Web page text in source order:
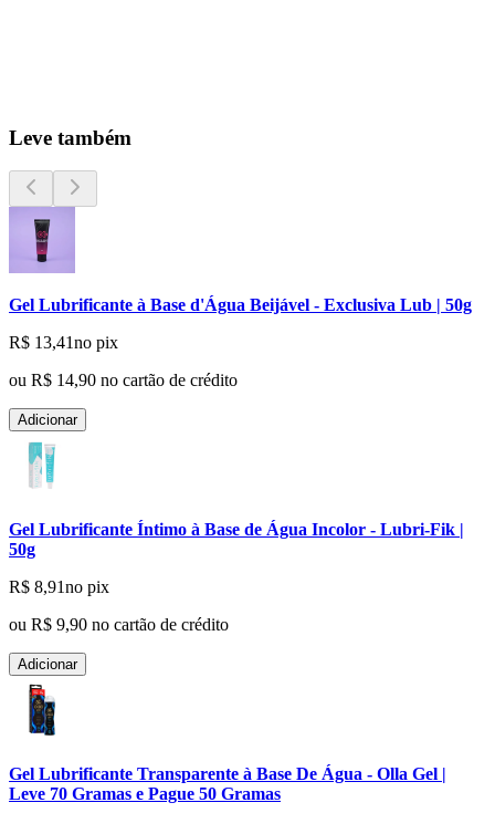
Leve também
Gel Lubrificante à Base d'Água Beijável - Exclusiva Lub | 50g
R$ 13,41no pix
ou R$ 14,90 no cartão de crédito
Adicionar
Gel Lubrificante Íntimo à Base de Água Incolor - Lubri-Fik |
50g
R$ 8,91no pix
ou R$ 9,90 no cartão de crédito
Adicionar
Gel Lubrificante Transparente à Base De Água - Olla Gel |
Leve 70 Gramas e Pague 50 Gramas